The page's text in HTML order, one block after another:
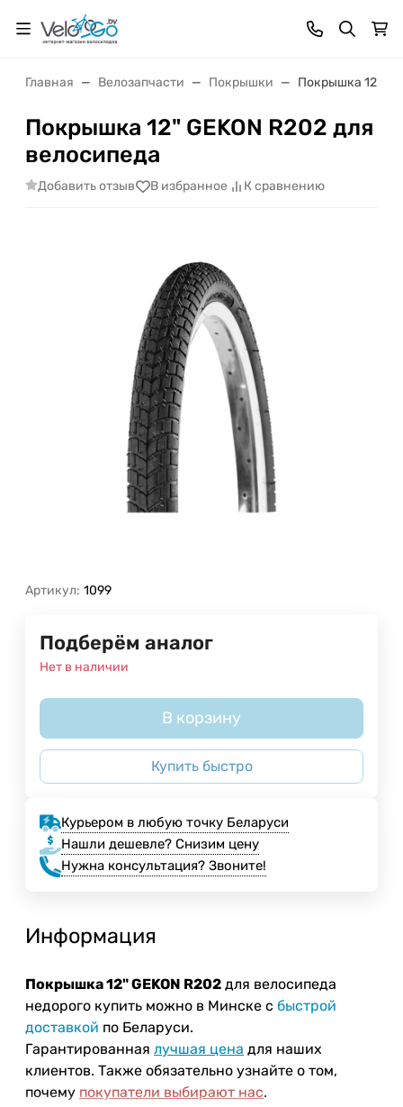
Главная Велозапчасти Покрышки Покрышка 12"
Покрышка 12" GEKON R202 для
велосипеда
Добавить отзыв В избранное К сравнению
Артикул: 1099
Подберём аналог
Нет в наличии
В корзину
Купить быстро
Курьером в любую точку Беларуси
Нашли дешевле? Снизим цену
Нужна консультация? Звоните!
Информация
Покрышка 12" GEKON R202 для велосипеда
недорого купить можно в Минске с быстрой
доставкой по Беларуси.
Гарантированная лучшая цена для наших
клиентов. Также обязательно узнайте о том,
почему покупатели выбирают нас.